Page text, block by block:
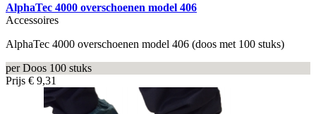
AlphaTec 4000 overschoenen model 406
Accessoires
AlphaTec 4000 overschoenen model 406 (doos met 100 stuks)
per Doos 100 stuks
Prijs € 9,31